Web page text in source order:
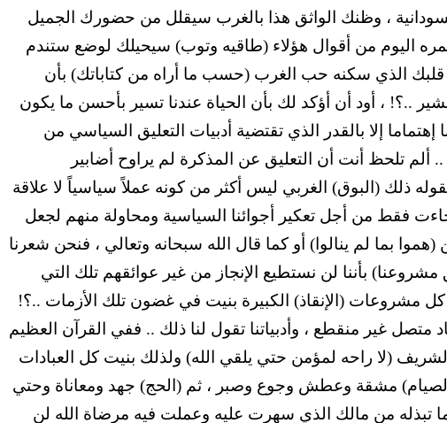
، وظنك الواثق هذا بالغرب سيقلل من حضورك الجميل
اليوم من أقوال هؤلاء (طاقيه وتوب) سيحيلك لوضع ستندم
الذي سكنه حب الغرب (حسب ما أراه من كتاباتك) بأن
..؟! ، أود أن أؤكد لك بأن الحياة عندنا تسير بأحسن ما يكون
إهتماما إلا بالقدر الذي تقتضية أدبيات التعليق السياسي من
تلحظ أنت أن التعليق عن المذكرة لم يراوح أضابير
ذلك (البوق) الغربي ليس أكثر من كونه عملاً سياسياً لا علاقة
جاءت فقط من أجل تعكير أجوائنا السياسية ومحاولة منهم لجعل
بما لم ينالوا) أو كما قال الله سبحانه وتعالي ، فنحن شعرنا
بأننا لن نستطيع الإنجاز من غير عوائقهم تلك التي
كل مشروعات (الإنقاذ) الكبيرة بنيت في غضون تلك الأزمات ..؟!
متصل غير منقطع ، وأدبياتنا تقول لنا ذلك .. ففي القرآن العظيم
(لا راحه لمؤمن حتي يلقي الله) ولذلك بنيت كل العبادات
مشقة وعطش وجوع وصبر ، ثم (الحج) جهد ومعاناة وحتي
تبذله من مالك الذي سهرت عليه وعملت فيه مرضاة الله لن